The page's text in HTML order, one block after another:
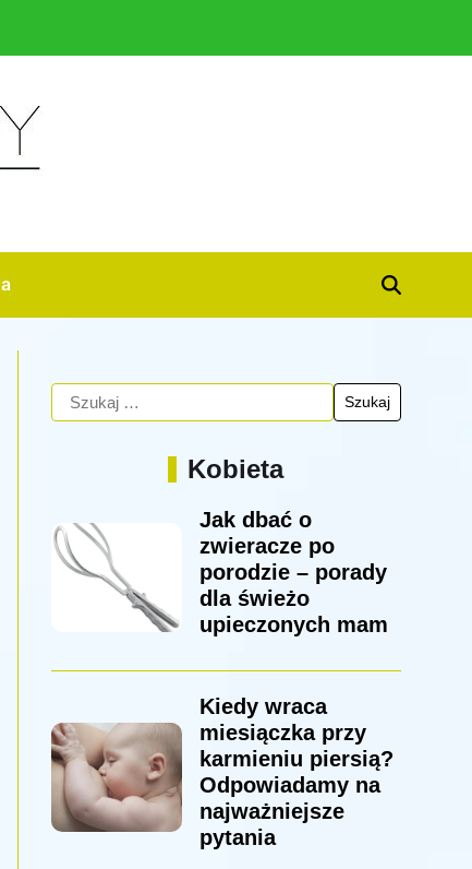
Kobieta
Jak dbać o
zwieracze po
porodzie – porady
dla świeżo
upieczonych mam
Kiedy wraca
miesiączka przy
karmieniu piersią?
Odpowiadamy na
najważniejsze
pytania